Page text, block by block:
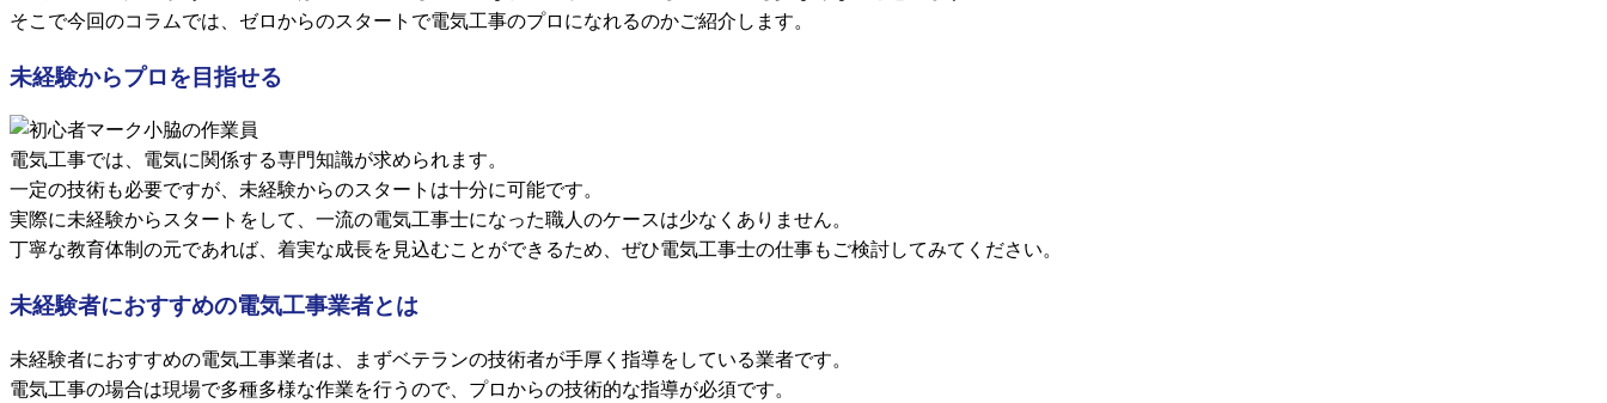
そこで今回のコラムでは、ゼロからのスタートで電気工事のプロになれるのかご紹介します。
未経験からプロを目指せる
電気工事では、電気に関係する専門知識が求められます。
一定の技術も必要ですが、未経験からのスタートは十分に可能です。
実際に未経験からスタートをして、一流の電気工事士になった職人のケースは少なくありません。
丁寧な教育体制の元であれば、着実な成長を見込むことができるため、ぜひ電気工事士の仕事もご検討してみてください。
未経験者におすすめの電気工事業者とは
未経験者におすすめの電気工事業者は、まずベテランの技術者が手厚く指導をしている業者です。
電気工事の場合は現場で多種多様な作業を行うので、プロからの技術的な指導が必須です。